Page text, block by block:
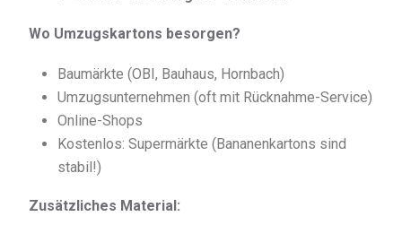
Wo Umzugskartons besorgen?
Baumärkte (OBI, Bauhaus, Hornbach)
Umzugsunternehmen (oft mit Rücknahme-Service)
Online-Shops
Kostenlos: Supermärkte (Bananenkartons sind
stabil!)
Zusätzliches Material: